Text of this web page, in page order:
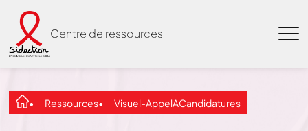
Centre de ressources
Ressources Visuel-AppelACandidatures